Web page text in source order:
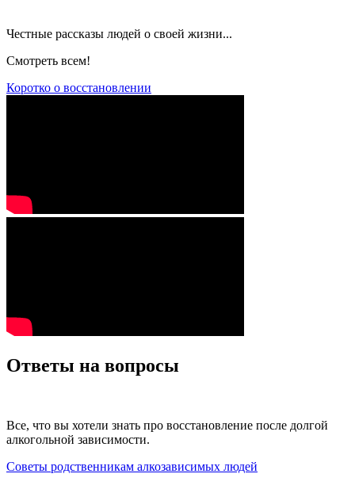
Честные рассказы людей о своей жизни...
Смотреть всем!
Коротко о восстановлении
Ответы на вопросы
Все, что вы хотели знать про восстановление после долгой
алкогольной зависимости.
Советы родственникам алкозависимых людей